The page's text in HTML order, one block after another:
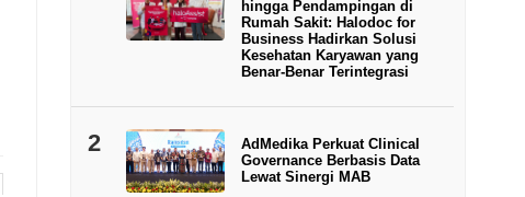
hingga Pendampingan di
Rumah Sakit: Halodoc for
Business Hadirkan Solusi
Kesehatan Karyawan yang
Benar-Benar Terintegrasi
2
AdMedika Perkuat Clinical
Governance Berbasis Data
Lewat Sinergi MAB